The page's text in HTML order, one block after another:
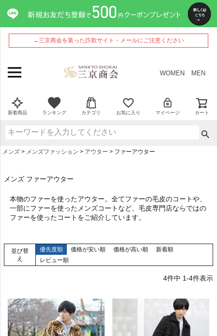
→三京商会を装った詐欺サイト・メールにご注意ください
WOMEN MEN
新着商品 ランキング カテゴリ お気に入り マイページ カート
メンズ メンズファッション アウター ファーアウター
メンズ ファーアウター
本物のファーを使ったアウター。全てファーの毛皮のコートや、
一部にファーを使ったメンズコートなど、毛皮専門店ならではの
ファーを使ったコートをご紹介しています。
並び替
え
優先度順 価格が安い順 価格が高い順
新着順
レビュー順
4件中 1-4件表示